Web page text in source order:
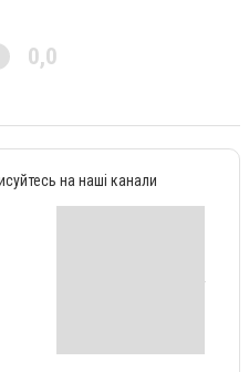
0,0
на наші канали